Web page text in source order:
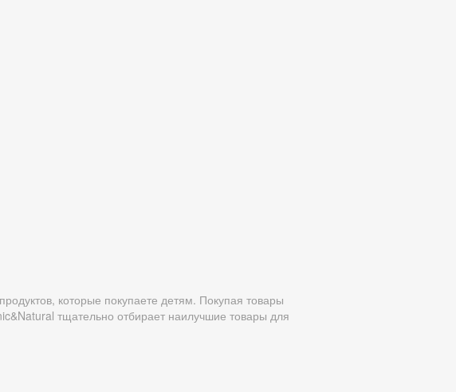
которые покупаете детям. Покупая товары
тщательно отбирает наилучшие товары для